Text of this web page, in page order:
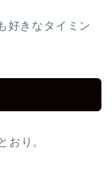
好きなタイミン
おり。